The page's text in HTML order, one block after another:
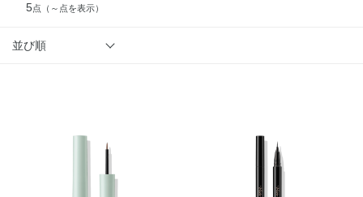
5点 （～点を表示）
並び順